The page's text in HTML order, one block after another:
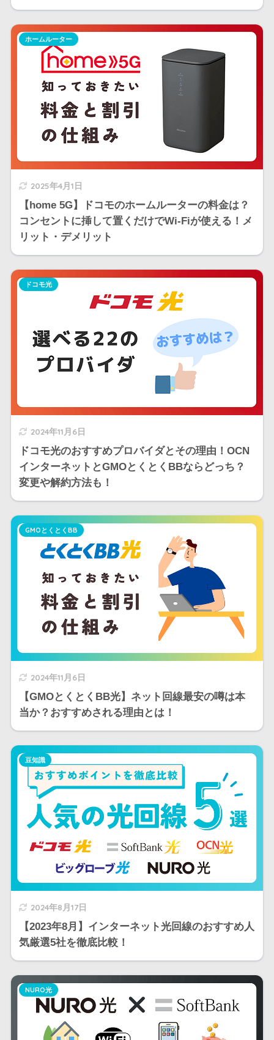
2025年4月1日
【home 5G】ドコモのホームルーターの料金は？
コンセントに挿して置くだけでWi-Fiが使える！メ
リット・デメリット
ホームルーター
2024年11月6日
ドコモ光のおすすめプロバイダとその理由！OCN
インターネットとGMOとくとくBBならどっち？
変更や解約方法も！
ドコモ光
2024年11月6日
【GMOとくとくBB光】ネット回線最安の噂は本
当か？おすすめされる理由とは！
GMOとくとくBB
2024年8月17日
【2023年8月】インターネット光回線のおすすめ人
気厳選5社を徹底比較！
豆知識
NURO光